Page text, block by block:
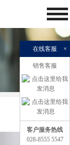
在线客服 ×
销售客服
客户服务热线
028-8555 5547